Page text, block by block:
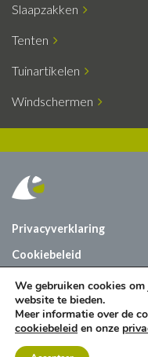
Slaapzakken
Tenten
Tuinartikelen
Windschermen
Privacyverklaring
Cookiebeleid
Vacatures
Contact
We gebruiken cookies
website te bieden.
Meer informatie over de
cookiebeleid en onze